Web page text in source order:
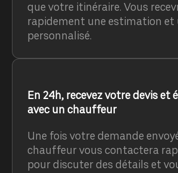
que votre itinéraire. Vous
rapidement une estimation et
personnalisé.
En 24h, recevez votre devis et
avec un chauffeur
Une fois votre demande
chauffeur vous contactera
pour discuter des détails et